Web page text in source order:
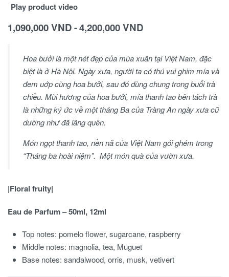
Play product video
1,090,000VND 4,200,000VND
Hoa bưởi là một nét đẹp của mùa xuân tại Việt Nam, đặc
biệt là ở Hà Nội. Ngày xưa, người ta có thú vui ghim mía và
đem uớp cùng hoa bưởi, sau đó dùng chung trong buổi trà
chiều. Mùi hương của hoa bưởi, mía thanh tao bên tách trà
là những ký ức về một tháng Ba của Tràng An ngày xưa cũ
dường như đã lãng quên.
Món ngọt thanh tao, nền nã của Việt Nam gói ghém trong
“Tháng ba hoài niệm”. Một món quà của vườn xưa.
|Floral fruity|
Eau de Parfum – 50ml, 12ml
Top notes: pomelo flower, sugarcane, raspberry
Middle notes: magnolia, tea, Muguet
Base notes: sandalwood, orris, musk, vetivert